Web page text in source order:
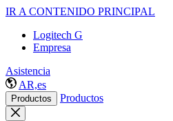
IR A CONTENIDO PRINCIPAL
Logitech G
Empresa
Asistencia
AR,es
Productos Productos